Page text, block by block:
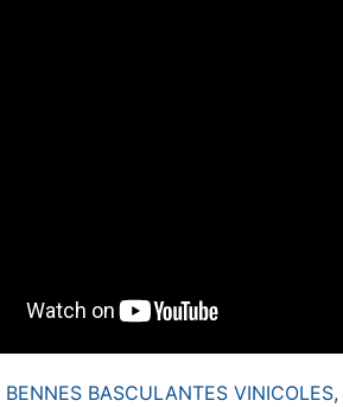
BENNES BASCULANTES VINICOLES,